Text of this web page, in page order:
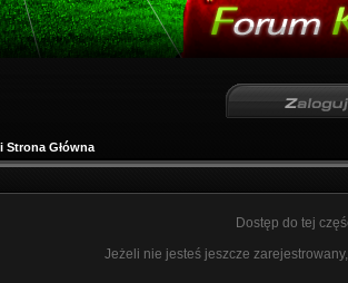
Główna
Dostęp do tej
Jeżeli nie jesteś jeszcze